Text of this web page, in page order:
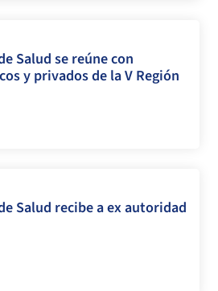
Salud se reúne con
y privados de la V Región
Salud recibe a ex autoridad